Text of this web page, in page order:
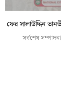
ফের সালাউদ্দিন
সর্বশেষ